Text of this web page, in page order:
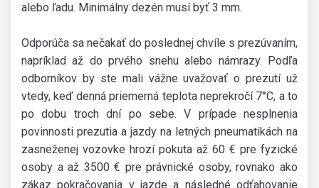
alebo ľadu. Minimálny dezén musí byť 3 mm.
Odporúča sa nečakať do poslednej chvíle s prezúvaním,
napríklad až do prvého snehu alebo námrazy. Podľa
odborníkov by ste mali vážne uvažovať o prezutí už
vtedy, keď denná priemerná teplota neprekročí 7°C, a to
po dobu troch dní po sebe. V prípade nesplnenia
povinnosti prezutia a jazdy na letných pneumatikách na
zasneženej vozovke hrozí pokuta až 60 € pre fyzické
osoby a až 3500 € pre právnické osoby, rovnako ako
zákaz pokračovania v jazde a následné odťahovanie